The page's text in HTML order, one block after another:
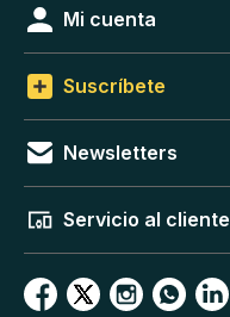
Mi cuenta
Suscríbete
Newsletters
Servicio al cliente